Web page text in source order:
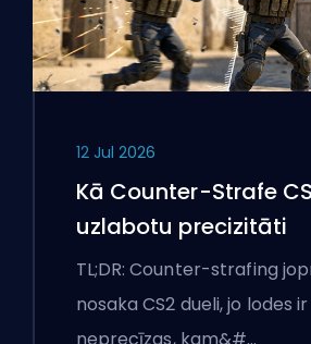
12 Jul 2026
Kā Counter-Strafe
uzlabotu precizitāti
TL;DR: Counter-strafing
nosaka CS2 dueli, jo lodes ir
neprecīzas, kam&#…